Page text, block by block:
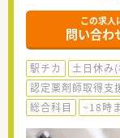
この求人
問い合わ
駅チカ 土日休み
認定薬剤師取得支
総合科目
~18時